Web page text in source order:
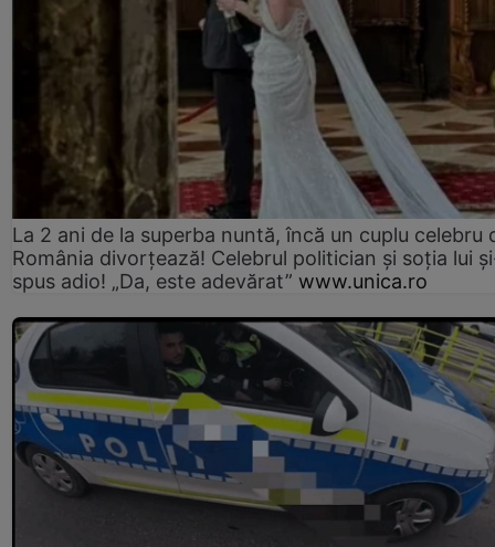
La 2 ani de la superba nuntă, încă un cuplu celebru
România divorțează! Celebrul politician și soția lui
spus adio! „Da, este adevărat” www.unica.ro